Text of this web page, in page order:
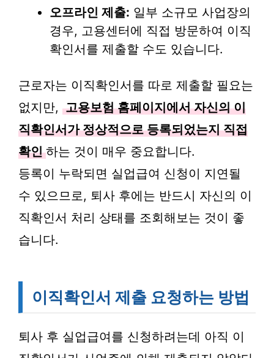
오프라인 제출: 일부 소규모 사업장의
경우, 고용센터에 직접 방문하여 이직
확인서를 제출할 수도 있습니다.
근로자는 이직확인서를 따로 제출할 필요는
없지만, 고용보험 홈페이지에서 자신의 이
직확인서가 정상적으로 등록되었는지 직접
확인 하는 것이 매우 중요합니다.
등록이 누락되면 실업급여 신청이 지연될
수 있으므로, 퇴사 후에는 반드시 자신의 이
직확인서 처리 상태를 조회해보는 것이 좋
습니다.
이직확인서 제출 요청하는 방법
퇴사 후 실업급여를 신청하려는데 아직 이